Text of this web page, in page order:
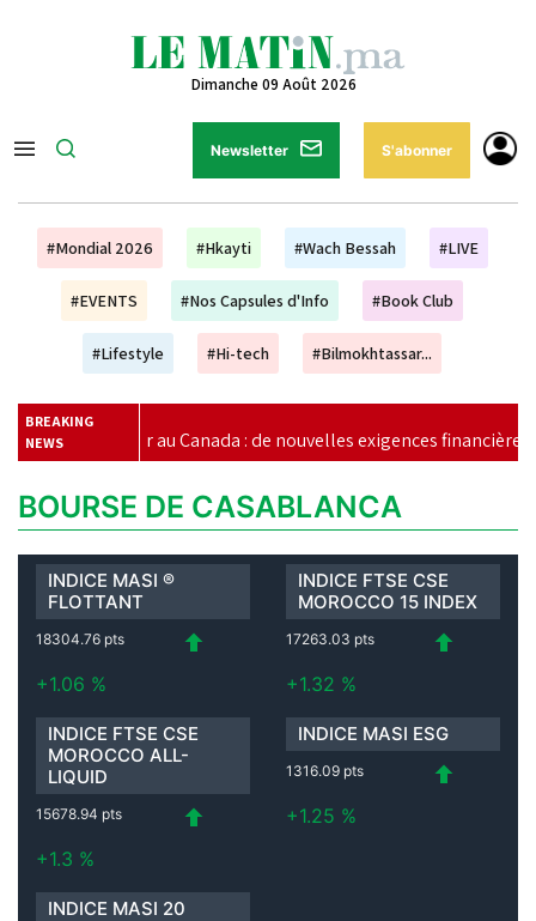
Dimanche 09 Août 2026
Newsletter S'abonner
#Mondial 2026 #Hkayti #Wach Bessah #LIVE
#EVENTS #Nos Capsules d'Info #Book Club
#Lifestyle #Hi-tech #Bilmokhtassar...
BREAKING
NEWS
au Canada : de nouvelles exigences financières pour les
BOURSE DE CASABLANCA
INDICE MASI ®
FLOTTANT
18304.76 pts
+1.06 %
INDICE FTSE CSE
MOROCCO 15 INDEX
17263.03 pts
+1.32 %
INDICE FTSE CSE
MOROCCO ALL-
LIQUID
15678.94 pts
+1.3 %
INDICE MASI ESG
1316.09 pts
+1.25 %
INDICE MASI 20